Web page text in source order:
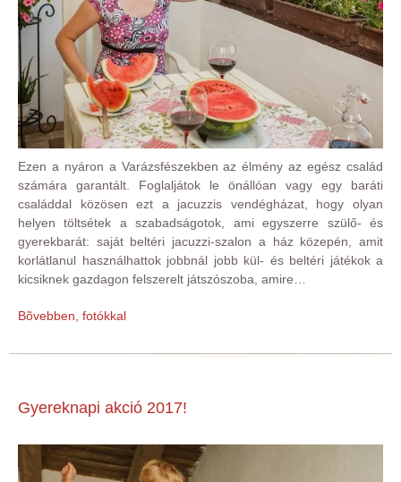
Ezen a nyáron a Varázsfészekben az élmény az egész család
számára garantált. Foglaljátok le önállóan vagy egy baráti
családdal közösen ezt a jacuzzis vendégházat, hogy olyan
helyen töltsétek a szabadságotok, ami egyszerre szülő- és
gyerekbarát: saját beltéri jacuzzi-szalon a ház közepén, amit
korlátlanul használhattok jobbnál jobb kül- és beltéri játékok a
kicsiknek gazdagon felszerelt játszószoba, amire…
Bõvebben, fotókkal
Gyereknapi akció 2017!